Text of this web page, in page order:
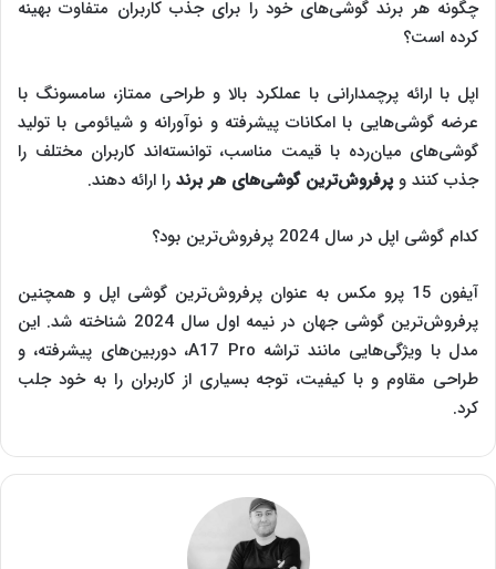
چگونه هر برند گوشی‌های خود را برای جذب کاربران متفاوت بهینه
کرده است؟
اپل با ارائه پرچمدارانی با عملکرد بالا و طراحی ممتاز، سامسونگ با
عرضه گوشی‌هایی با امکانات پیشرفته و نوآورانه و شیائومی با تولید
گوشی‌های میان‌رده با قیمت مناسب، توانسته‌اند کاربران مختلف را
جذب کنند وپرفروش‌‌‌ترین گوشی‌های هر برند را ارائه دهند.
کدام گوشی اپل در سال 2024 پرفروش‌ترین بود؟
آیفون 15 پرو مکس به عنوان پرفروش‌ترین گوشی اپل و همچنین
پرفروش‌ترین گوشی جهان در نیمه اول سال 2024 شناخته شد. این
مدل با ویژگی‌هایی مانند تراشه A17 Pro، دوربین‌های پیشرفته، و
طراحی مقاوم و با کیفیت، توجه بسیاری از کاربران را به خود جلب
کرد.